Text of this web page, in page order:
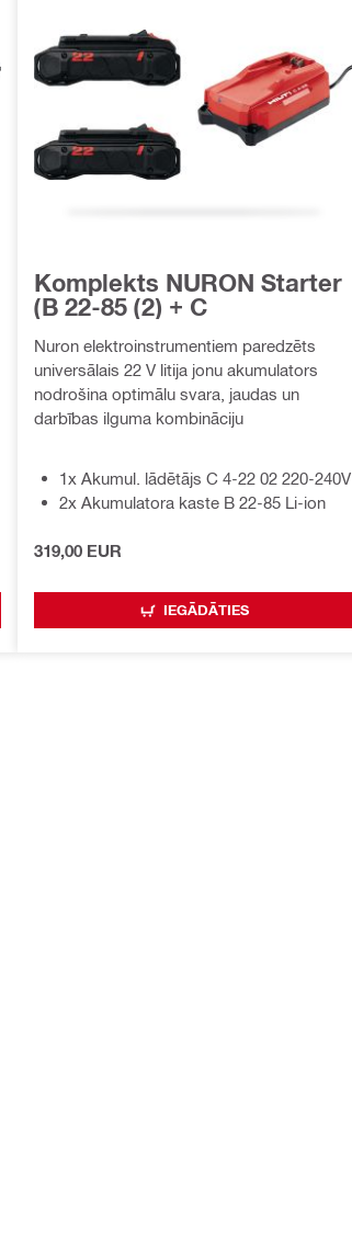
Komplekts NURON Starter
(B 22-85 (2) + C
Nuron elektroinstrumentiem paredzēts
universālais 22 V litija jonu akumulators
nodrošina optimālu svara, jaudas un
darbības ilguma kombināciju
1x Akumul. lādētājs C 4-22 02 220-240V
2x Akumulatora kaste B 22-85 Li-ion
319,00 EUR
IEGĀDĀTIES